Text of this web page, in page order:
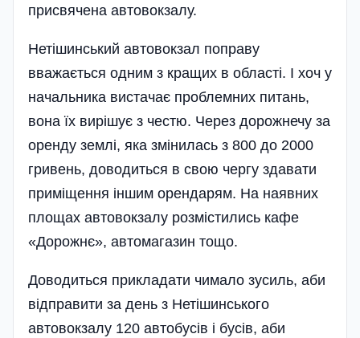
присвячена автовокзалу.
Нетішинський автовокзал поправу
вважається одним з кращих в області. І хоч у
начальника вистачає проблемних питань,
вона їх вирішує з честю. Через дорожнечу за
оренду землі, яка змінилась з 800 до 2000
гривень, доводиться в свою чергу здавати
приміщення іншим орендарям. На наявних
площах автовокзалу розмістились кафе
«Дорожнє», автомагазин тощо.
Доводиться прикладати чимало зусиль, аби
відправити за день з Нетішинського
автовокзалу 120 автобусів і бусів, аби